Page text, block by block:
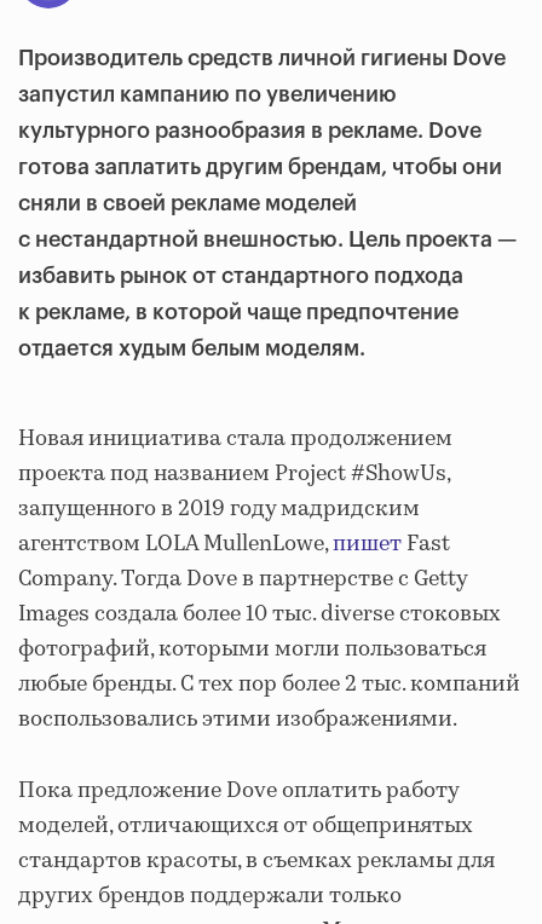
Производитель средств личной гигиены Dove
запустил кампанию по увеличению
культурного разнообразия в рекламе. Dove
готова заплатить другим брендам, чтобы они
сняли в своей рекламе моделей
с нестандартной внешностью. Цель проекта —
избавить рынок от стандартного подхода
к рекламе, в которой чаще предпочтение
отдается худым белым моделям.
Новая инициатива стала продолжением
проекта под названием Project #ShowUs,
запущенного в 2019 году мадридским
агентством LOLA MullenLowe,пишетFast
Company. Тогда Dove в партнерстве с Getty
Images создала более 10 тыс. diverse стоковых
фотографий, которыми могли пользоваться
любые бренды. С тех пор более 2 тыс. компаний
воспользовались этими изображениями.
Пока предложение Dove оплатить работу
моделей, отличающихся от общепринятых
стандартов красоты, в съемках рекламы для
других брендов поддержали только